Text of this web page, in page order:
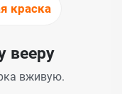
краска
вееру
вживую.